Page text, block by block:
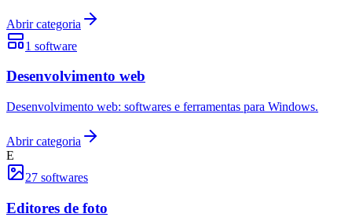
Abrir categoria
1 software
Desenvolvimento web
Desenvolvimento web: softwares e ferramentas para Windows.
Abrir categoria
E
27 softwares
Editores de foto